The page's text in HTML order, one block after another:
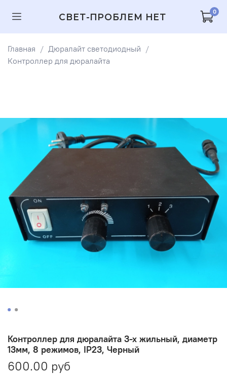
СВЕТ-ПРОБЛЕМ НЕТ 0
Главная
Дюралайт светодиодный
Контроллер для дюралайта
Контроллер для дюралайта 3-х жильный, диаметр
13мм, 8 режимов, IP23, Черный
600.00 руб